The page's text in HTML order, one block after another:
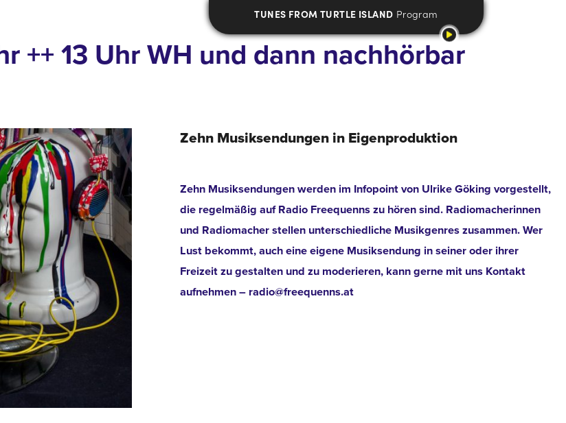
TUNES FROM TURTLE ISLAND Program
++ 13 Uhr WH und dann nachhörbar
Zehn Musiksendungen in Eigenproduktion
Zehn Musiksendungen werden im Infopoint von Ulrike Göking vorgestellt,
die regelmäßig auf Radio Freequenns zu hören sind. Radiomacherinnen
und Radiomacher stellen unterschiedliche Musikgenres zusammen. Wer
Lust bekommt, auch eine eigene Musiksendung in seiner oder ihrer
Freizeit zu gestalten und zu moderieren, kann gerne mit uns Kontakt
aufnehmen – radio@freequenns.at